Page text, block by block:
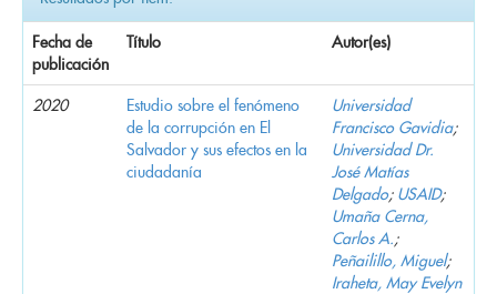
Fecha de
publicación
Título Autor(es)
2020
Estudio sobre el fenómeno
de la corrupción en El
Salvador y sus efectos en la
ciudadanía
Universidad
Francisco Gavidia;
Universidad Dr.
José Matías
Delgado; USAID;
Umaña Cerna,
Carlos A.;
Peñailillo, Miguel;
Iraheta, May Evelyn